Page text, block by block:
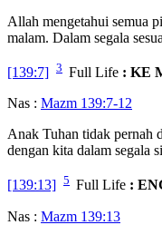
Allah mengetahui semua
malam. Dalam segala
[139:7] 3 Full Life : KE
Nas : Mazm 139:7-12
Anak Tuhan tidak pernah
dengan kita dalam segala
[139:13] 5 Full Life :
Nas : Mazm 139:13